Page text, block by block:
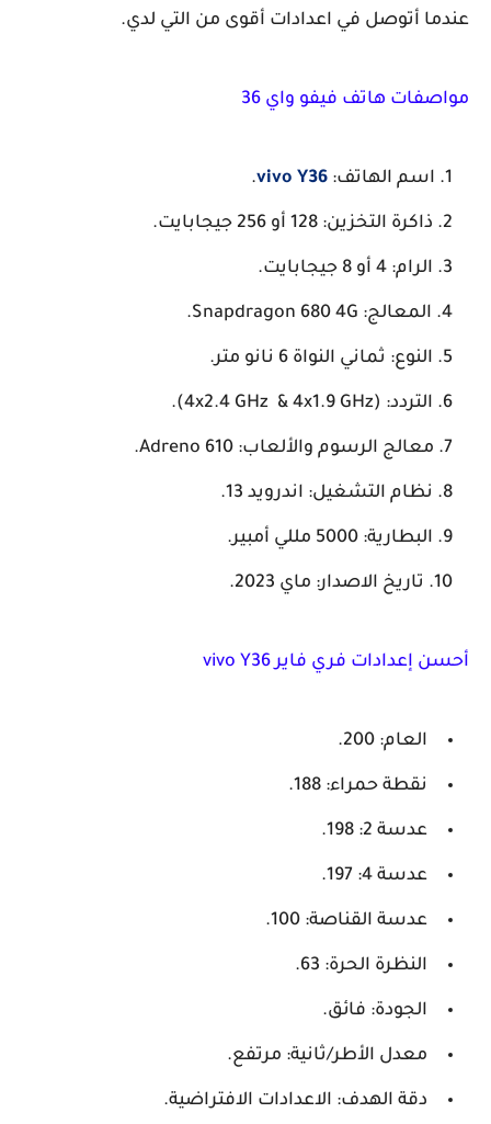
عندما أتوصل في اعدادات أقوى من التي لدي.
مواصفات هاتف فيفو واي 36
اسم الهاتف: vivo Y36
.
ذاكرة التخزين: 128 أو 256 جيجابايت.
الرام: 4 أو 8 جيجابايت.
المعالج: Snapdragon 680 4G.
النوع: ثماني النواة 6 نانو متر.
التردد: (4x2.4 GHz & 4x1.9 GHz).
معالج الرسوم والألعاب: Adreno 610.
نظام التشغيل: اندرويد 13.
البطارية: 5000 مللي أمبير.
تاريخ الاصدار: ماي 2023.
أحسن إعدادات فري فاير vivo Y36
العام: 200.
نقطة حمراء: 188.
عدسة 2: 198.
عدسة 4: 197.
عدسة القناصة: 100.
النظرة الحرة: 63.
الجودة: فائق.
معدل الأطر/ثانية: مرتفع.
دقة الهدف: الاعدادات الافتراضية.